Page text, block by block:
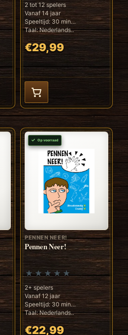
2 tot 12 spelers
Vanaf 14 jaar
Speeltijd: 30 min
Taal: Nederlands..
€29,99
Op voorraad
PENNEN NEER!
Pennen Neer!
2+ spelers
Vanaf 12 jaar
Speeltijd: 30 min
Taal: Nederlands..
€22,99